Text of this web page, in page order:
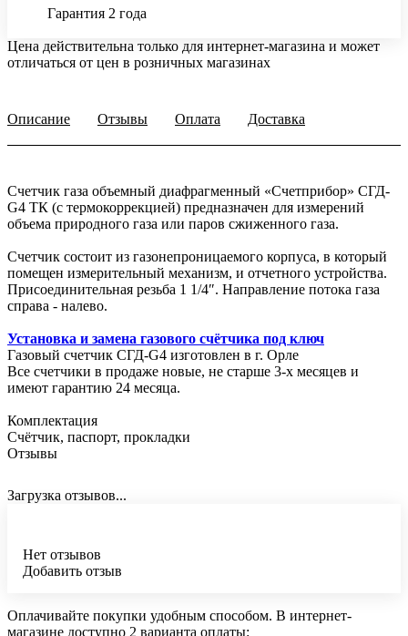
Гарантия 2 года
Цена действительна только для интернет-магазина и может
отличаться от цен в розничных магазинах
Описание Отзывы Оплата Доставка
Счетчик газа объемный диафрагменный «Счетприбор» СГД-
G4 ТК (с термокоррекцией) предназначен для измерений
объема природного газа или паров сжиженного газа.
Счетчик состоит из газонепроницаемого корпуса, в который
помещен измерительный механизм, и отчетного устройства.
Присоединительная резьба 1 1/4″. Направление потока газа
справа - налево.
Установка и замена газового счётчика под ключ
Газовый счетчик СГД-G4 изготовлен в г. Орле
Все счетчики в продаже новые, не старше 3-х месяцев и
имеют гарантию 24 месяца.
Комплектация
Счётчик, паспорт, прокладки
Отзывы
Загрузка отзывов...
Нет отзывов
Добавить отзыв
Оплачивайте покупки удобным способом. В интернет-
магазине доступно 2 варианта оплаты: